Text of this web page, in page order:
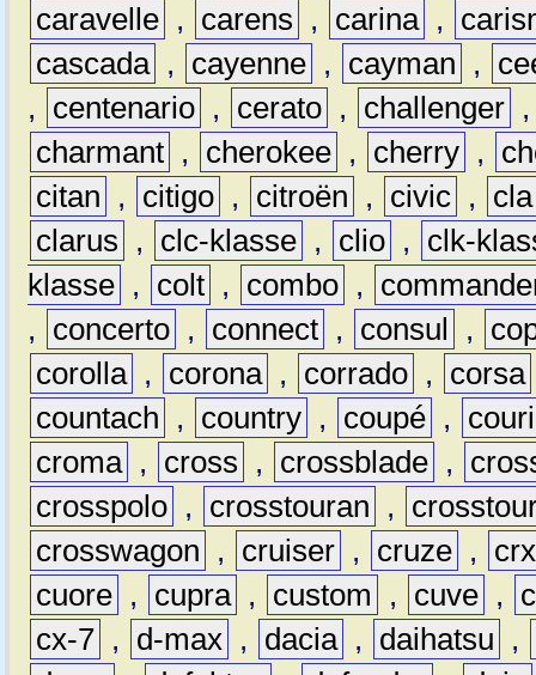
caravelle , carens , carina ,
cascada , cayenne , cayman ,
,
centenario , cerato , challenger
charmant , cherokee , cherry ,
citan
, citigo , citroën , civic ,
cla
clarus
, clc-klasse , clio ,
clk-
klasse , colt , combo ,
,
concerto , connect , consul ,
corolla , corona , corrado , corsa
countach
, country , coupé ,
croma , cross , crossblade ,
crosspolo , crosstouran ,
crosswagon
, cruiser , cruze ,
crx
cuore , cupra , custom , cuve ,
cx-7 , d-max , dacia , daihatsu
,